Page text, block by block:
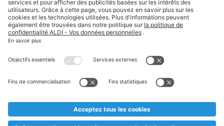
Textes marqués d'un astérisque et mentions légales
* Nous vendons ces articles temporairement et jusqu'à
au cas où, malgré le planning bien étudié, nous serions
prématurément en rupture de stock. Prix Recupel et TVA incl.
** Sur ce site, l’utilisation de la forme masculine a été adoptée